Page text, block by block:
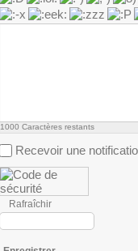
1000 Caractères restants
Recevoir une
Rafraîchir